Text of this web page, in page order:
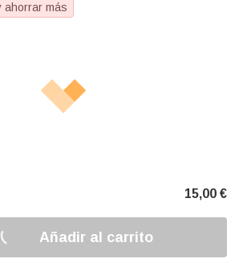
ahorrar más
15,00 €
Añadir al carrito